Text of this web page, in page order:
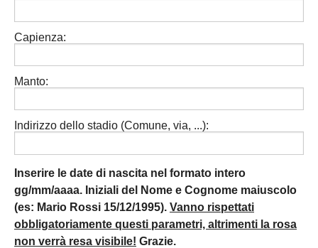
Capienza:
Manto:
Indirizzo dello stadio (Comune, via, ...):
Inserire le date di nascita nel formato intero
gg/mm/aaaa. Iniziali del Nome e Cognome maiuscolo
(es: Mario Rossi 15/12/1995). Vanno rispettati
obbligatoriamente questi parametri, altrimenti la rosa
non verrà resa visibile! Grazie.